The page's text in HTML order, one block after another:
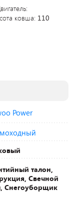
ковша: 110
Power
талон,
Свечной
Снегоуборщик